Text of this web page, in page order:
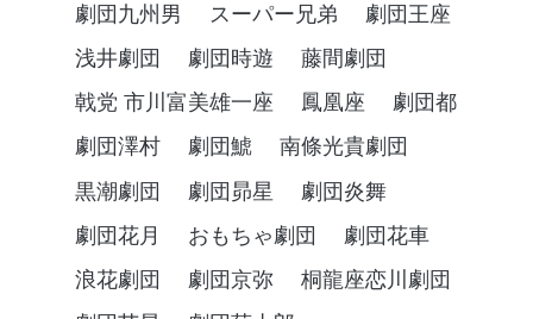
劇団九州男
スーパー兄弟
劇団王座
浅井劇団
劇団時遊
藤間劇団
戟党 市川富美雄一座
鳳凰座
劇団都
劇団澤村
劇団鯱
南條光貴劇団
黒潮劇団
劇団昴星
劇団炎舞
劇団花月
おもちゃ劇団
劇団花車
浪花劇団
劇団京弥
桐龍座恋川劇団